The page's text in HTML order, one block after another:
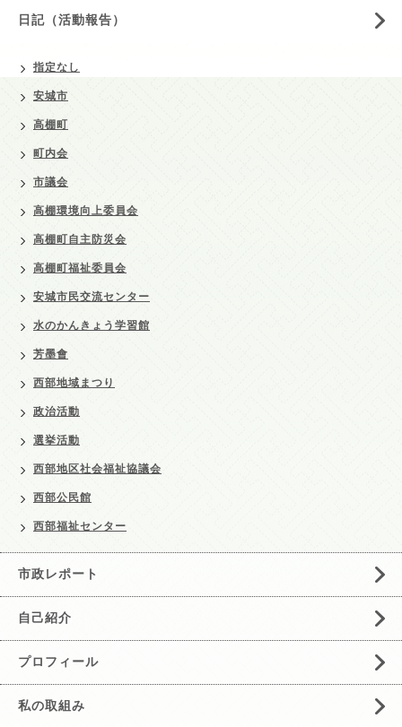
日記（活動報告）
指定なし
安城市
高棚町
町内会
市議会
高棚環境向上委員会
高棚町自主防災会
高棚町福祉委員会
安城市民交流センター
水のかんきょう学習館
芳墨會
西部地域まつり
政治活動
選挙活動
西部地区社会福祉協議会
西部公民館
西部福祉センター
市政レポート
自己紹介
プロフィール
私の取組み